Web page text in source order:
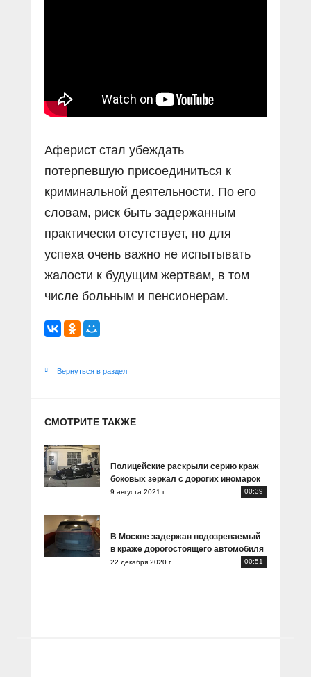
Аферист стал убеждать
потерпевшую присоединиться к
криминальной деятельности. По его
словам, риск быть задержанным
практически отсутствует, но для
успеха очень важно не испытывать
жалости к будущим жертвам, в том
числе больным и пенсионерам.
Вернуться в раздел
СМОТРИТЕ ТАКЖЕ
Полицейские раскрыли серию краж
боковых зеркал с дорогих иномарок
9 августа 2021 г. 00:39
В Москве задержан подозреваемый
в краже дорогостоящего автомобиля
22 декабря 2020 г. 00:51